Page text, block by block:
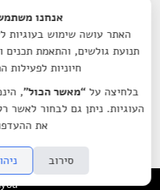
עיצוב: רותם
עמותת מיקרוסינמה-סרט לשם
לפי סעיף 46 לפקודת מס הכנסה.
אנחנו
האתר עושה שימוש בעוגיות
תנועת גולשים, והתאמת תכנים
חיוניות
בלחיצה על“מאשר הכול”,
העוגיות. ניתן גם לבחור לאשר
את
סירוב